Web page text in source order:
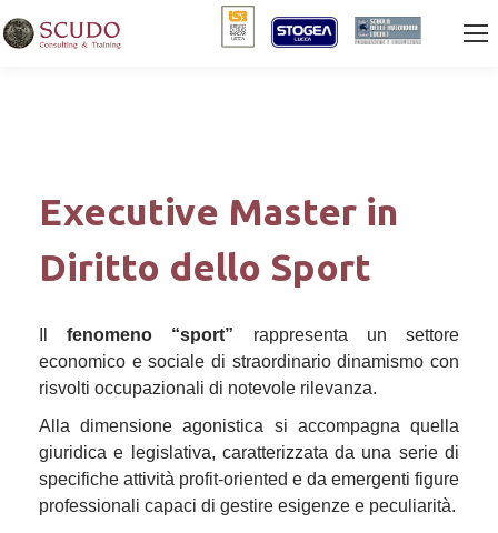
Executive Master in
Diritto dello Sport
Ilfenomeno “sport” rappresenta un settore
economico e sociale di straordinario dinamismo con
risvolti occupazionali di notevole rilevanza.
Alla dimensione agonistica si accompagna quella
giuridica e legislativa, caratterizzata da una serie di
specifiche attività profit-oriented e da emergenti figure
professionali capaci di gestire esigenze e peculiarità.